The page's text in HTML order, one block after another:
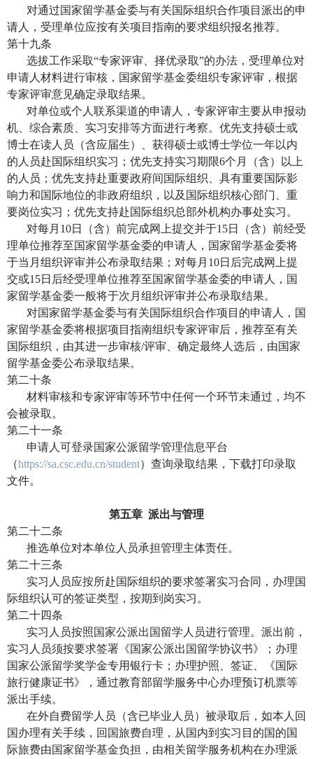
对通过国家留学基金委与有关国际组织合作项目派出的申
请人，受理单位应按有关项目指南的要求组织报名推荐。
第十九条
选拔工作采取“专家评审、择优录取”的办法，受理单位对
申请人材料进行审核，国家留学基金委组织专家评审，根据
专家评审意见确定录取结果。
对单位或个人联系渠道的申请人，专家评审主要从申报动
机、综合素质、实习安排等方面进行考察。优先支持硕士或
博士在读人员（含应届生）、获得硕士或博士学位一年以内
的人员赴国际组织实习；优先支持实习期限6个月（含）以上
的人员；优先支持赴重要政府间国际组织、具有重要国际影
响力和国际地位的非政府组织，以及国际组织核心部门、重
要岗位实习；优先支持赴国际组织总部外机构办事处实习。
对每月 10日（含）前完成网上提交并于15日（含）前经受
理单位推荐至国家留学基金委的申请人，国家留学基金委将
于当月组织评审并公布录取结果；对每月 10日后完成网上提
交或15日后经受理单位推荐至国家留学基金委的申请人，国
家留学基金委一般将于次月组织评审并公布录取结果。
对国家留学基金委与有关国际组织合作项目的申请人，国
家留学基金委将根据项目指南组织专家评审后，推荐至有关
国际组织，由其进一步审核/评审、确定最终人选后，由国家
留学基金委公布录取结果。
第二十条
材料审核和专家评审等环节中任何一个环节未通过，均不
会被录取。
第二十一条
申请人可登录国家公派留学管理信息平台
（https://sa.csc.edu.cn/student）查询录取结果，下载打印录取
文件。
第五章 派出与管理
第二十二条
推选单位对本单位人员承担管理主体责任。
第二十三条
实习人员应按所赴国际组织的要求签署实习合同，办理国
际组织认可的签证类型，按期到岗实习。
第二十四条
实习人员按照国家公派出国留学人员进行管理。派出前，
实习人员须按要求签署《国家公派出国留学协议书》；办理
国家公派留学奖学金专用银行卡；办理护照、签证、《国际
旅行健康证书》，通过教育部留学服务中心办理预订机票等
派出手续。
在外自费留学人员（含已毕业人员）被录取后，如本人回
国办理有关手续，回国旅费自理，从国内到实习目的国的国
际旅费由国家留学基金负担，由相关留学服务机构在办理派